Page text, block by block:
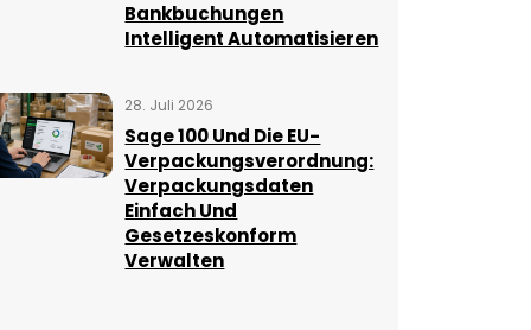
Bankbuchungen
Intelligent Automatisieren
28. Juli 2026
Sage 100 Und Die EU-
Verpackungsverordnung:
Verpackungsdaten
Einfach Und
Gesetzeskonform
Verwalten